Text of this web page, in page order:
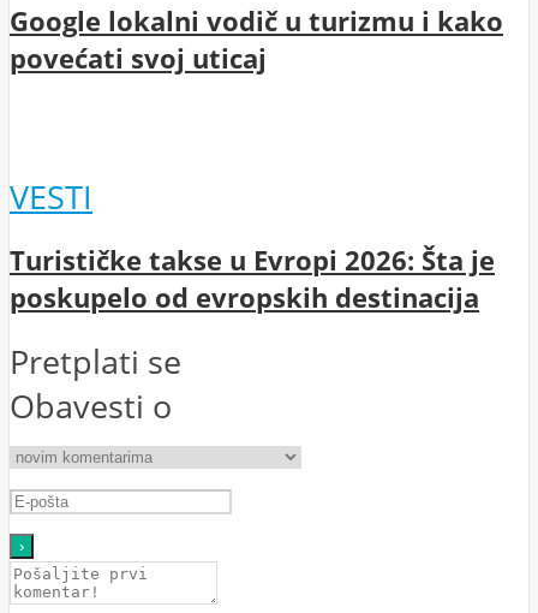
Google lokalni vodič u turizmu i kako
povećati svoj uticaj
VESTI
Turističke takse u Evropi 2026: Šta je
poskupelo od evropskih destinacija
Pretplati se
Obavesti o